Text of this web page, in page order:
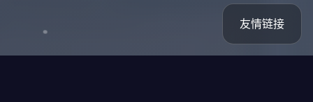
友情链接